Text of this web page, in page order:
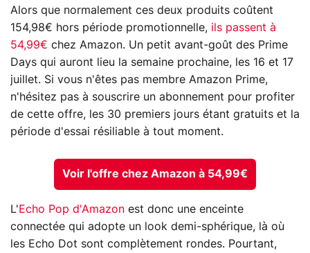
Alors que normalement ces deux produits coûtent
154,98€ hors période promotionnelle, ils passent à
54,99€ chez Amazon. Un petit avant-goût des Prime
Days qui auront lieu la semaine prochaine, les 16 et 17
juillet. Si vous n'êtes pas membre Amazon Prime,
n'hésitez pas à souscrire un abonnement pour profiter
de cette offre, les 30 premiers jours étant gratuits et la
période d'essai résiliable à tout moment.
Voir l'offre chez Amazon à 54,99€
L'Echo Pop d'Amazon est donc une enceinte
connectée qui adopte un look demi-sphérique, là où
les Echo Dot sont complètement rondes. Pourtant,